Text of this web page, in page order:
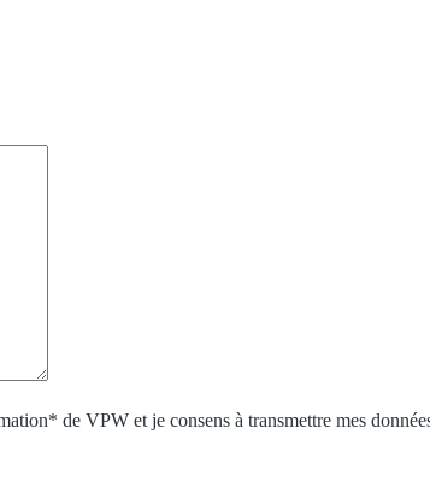
de VPW et je consens à transmettre mes